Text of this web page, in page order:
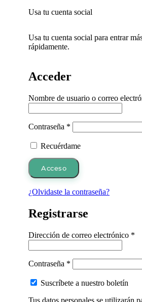
Usa tu cuenta social
Usa tu cuenta social para entrar
rápidamente.
Acceder
Nombre de usuario o correo
Contraseña *
Recuérdame
Acceso
¿Olvidaste la contraseña?
Registrarse
Dirección de correo electrónico *
Contraseña *
Suscríbete a nuestro boletín
Tus datos personales se utilizarán